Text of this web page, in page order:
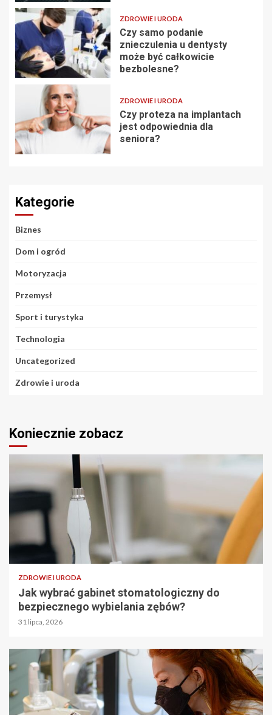
ZDROWIE I URODA
Czy samo podanie
znieczulenia u dentysty
może być całkowicie
bezbolesne?
ZDROWIE I URODA
Czy proteza na implantach
jest odpowiednia dla
seniora?
Kategorie
Biznes
Dom i ogród
Motoryzacja
Przemysł
Sport i turystyka
Technologia
Uncategorized
Zdrowie i uroda
Koniecznie zobacz
ZDROWIE I URODA
Jak wybrać gabinet stomatologiczny do
bezpiecznego wybielania zębów?
31 lipca, 2026